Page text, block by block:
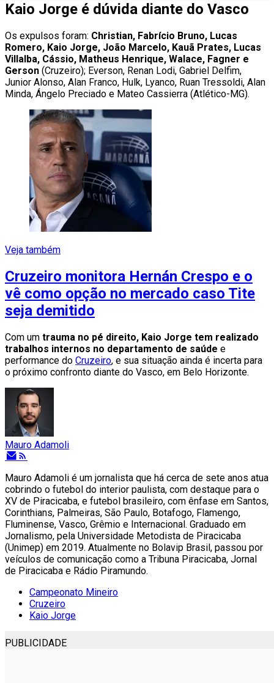
Kaio Jorge é dúvida diante do Vasco
Os expulsos foram: Christian, Fabrício Bruno, Lucas
Romero, Kaio Jorge, João Marcelo, Kauã Prates, Lucas
Villalba, Cássio, Matheus Henrique, Walace, Fagner e
Gerson (Cruzeiro); Everson, Renan Lodi, Gabriel Delfim,
Junior Alonso, Alan Franco, Hulk, Lyanco, Ruan Tressoldi, Alan
Minda, Ángelo Preciado e Mateo Cassierra (Atlético-MG).
Veja também
Cruzeiro monitora Hernán Crespo e o
vê como opção no mercado caso Tite
seja demitido
Com um trauma no pé direito, Kaio Jorge tem realizado
trabalhos internos no departamento de saúde e
performance do Cruzeiro, e sua situação ainda é incerta para
o próximo confronto diante do Vasco, em Belo Horizonte.
Mauro Adamoli
Mauro Adamoli é um jornalista que há cerca de sete anos atua
cobrindo o futebol do interior paulista, com destaque para o
XV de Piracicaba, e futebol brasileiro, com ênfase em Santos,
Corinthians, Palmeiras, São Paulo, Botafogo, Flamengo,
Fluminense, Vasco, Grêmio e Internacional. Graduado em
Jornalismo, pela Universidade Metodista de Piracicaba
(Unimep) em 2019. Atualmente no Bolavip Brasil, passou por
veículos de comunicação como a Tribuna Piracicaba, Jornal
de Piracicaba e Rádio Piramundo.
Campeonato Mineiro
Cruzeiro
Kaio Jorge
PUBLICIDADE